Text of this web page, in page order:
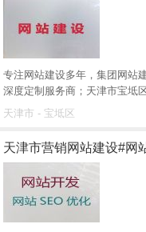
专注网站建设多年，集团网站
深度定制服务商；天津市宝坻
天津市 - 宝坻区
天津市营销网站建设#网